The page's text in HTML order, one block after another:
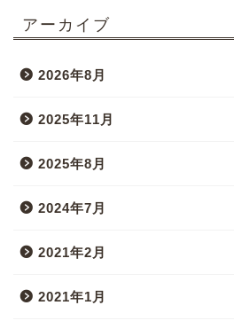
アーカイブ
2026年8月
2025年11月
2025年8月
2024年7月
2021年2月
2021年1月